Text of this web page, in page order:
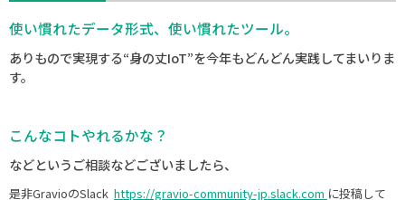
使い慣れたデータ形式、使い慣れたツール。
ありもので実現する“身の丈IoT”を今年もどんどん実践してまいりま
す。
こんなコトやれるかな？
などというご相談などございましたら、
是非GravioのSlack https://gravio-community-jp.slack.com に投稿して